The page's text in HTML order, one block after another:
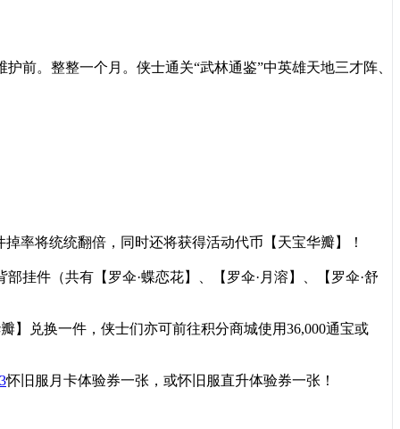
前。整整一个月。侠士通关“武林通鉴”中英雄天地三才阵、
率将统统翻倍，同时还将获得活动代币【天宝华瓣】！
挂件（共有【罗伞·蝶恋花】、【罗伞·月溶】、【罗伞·舒
】兑换一件，侠士们亦可前往积分商城使用36,000通宝或
怀旧服月卡体验券一张，或怀旧服直升体验券一张！